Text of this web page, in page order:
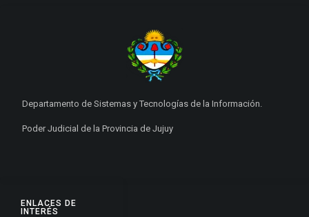
ENLACES DE
INTERÉS
Departamento de Sistemas y Tecnologías de la Información.
Poder Judicial de la Provincia de Jujuy